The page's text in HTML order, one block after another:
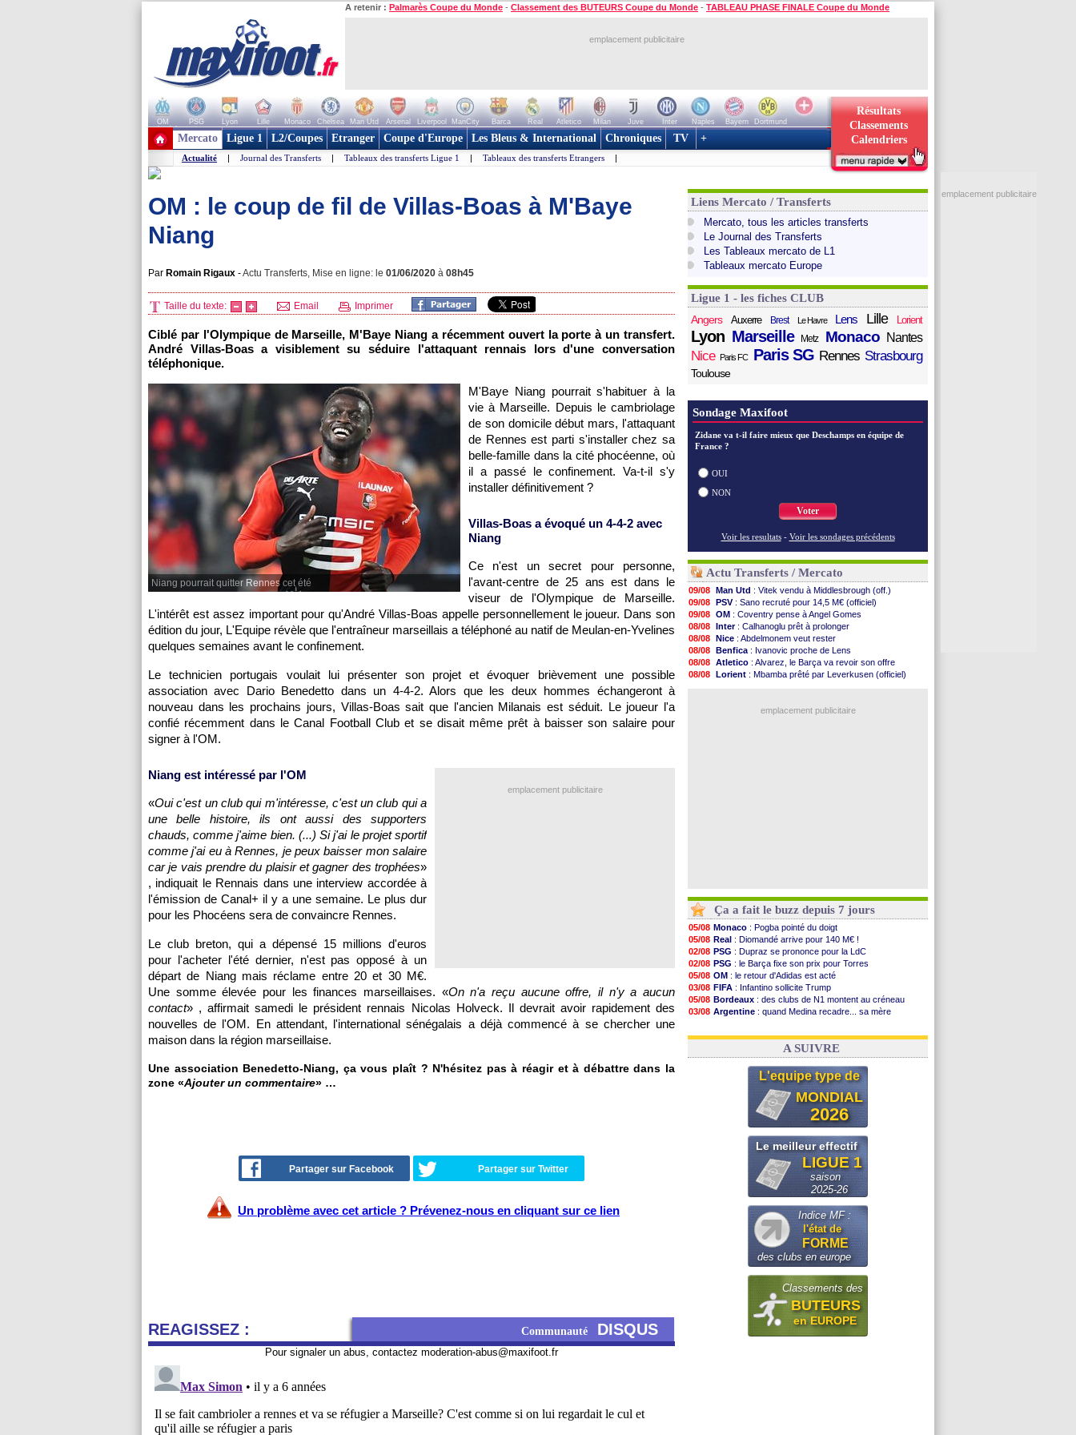
A retenir : Palmarès Coupe du Monde - Classement des BUTEURS Coupe du Monde - TABLEAU PHASE FINALE Coupe du Monde
emplacement publicitaire
OM PSG Lyon Lille Monaco Chelsea Man Utd Arsenal Liverpool ManCity Barca Real Atletico Milan Juve Inter Naples Bayern
Dortmund
+ de clubs
Résultats
Classements
Calendriers
Mercato Ligue 1 L2/Coupes Etranger Coupe d'Europe Les Bleus & International Chroniques TV +
Actualité | Journal des Transferts | Tableaux des transferts Ligue 1 | Tableaux des transferts Etrangers |
OM : le coup de fil de Villas-Boas à M'Baye
Niang
Par Romain Rigaux -Actu Transferts, Mise en ligne: le 01/06/2020 à 08h45
Taille du texte: Email Imprimer
Ciblé par l'Olympique de Marseille, M'Baye Niang a récemment ouvert la porte à un transfert.
André Villas-Boas a visiblement su séduire l'attaquant rennais lors d'une conversation
téléphonique.
Niang pourrait quitter Rennes cet été
M'Baye Niang pourrait s'habituer à la
vie à Marseille. Depuis le cambriolage
de son domicile début mars, l'attaquant
de Rennes est parti s'installer chez sa
belle-famille dans la cité phocéenne, où
il a passé le confinement. Va-t-il s'y
installer définitivement ?
Villas-Boas a évoqué un 4-4-2 avec
Niang
Ce n'est un secret pour personne,
l'avant-centre de 25 ans est dans le
viseur de l'Olympique de Marseille.
L'intérêt est assez important pour qu'André Villas-Boas appelle personnellement le joueur. Dans son
édition du jour, L'Equipe révèle que l'entraîneur marseillais a téléphoné au natif de Meulan-en-Yvelines
quelques semaines avant le confinement.
Le technicien portugais voulait lui présenter son projet et évoquer brièvement une possible
association avec Dario Benedetto dans un 4-4-2. Alors que les deux hommes échangeront à
nouveau dans les prochains jours, Villas-Boas sait que l'ancien Milanais est séduit. Le joueur l'a
confié récemment dans le Canal Football Club et se disait même prêt à baisser son salaire pour
signer à l'OM.
emplacement publicitaire
Niang est intéressé par l'OM
«Oui c'est un club qui m'intéresse, c'est un club qui a
une belle histoire, ils ont aussi des supporters
chauds, comme j'aime bien. (...) Si j'ai le projet sportif
comme j'ai eu à Rennes, je peux baisser mon salaire
car je vais prendre du plaisir et gagner des trophées»
, indiquait le Rennais dans une interview accordée à
l'émission de Canal+ il y a une semaine. Le plus dur
pour les Phocéens sera de convaincre Rennes.
Le club breton, qui a dépensé 15 millions d'euros
pour l'acheter l'été dernier, n'est pas opposé à un
départ de Niang mais réclame entre 20 et 30 M€.
Une somme élevée pour les finances marseillaises. «On n'a reçu aucune offre, il n'y a aucun
contact» , affirmait samedi le président rennais Nicolas Holveck. Il devrait avoir rapidement des
nouvelles de l'OM. En attendant, l'international sénégalais a déjà commencé à se chercher une
maison dans la région marseillaise.
Une association Benedetto-Niang, ça vous plaît ? N'hésitez pas à réagir et à débattre dans la
zone «Ajouter un commentaire» …
Partager sur Facebook Partager sur Twitter
Un problème avec cet article ? Prévenez-nous en cliquant sur ce lien
REAGISSEZ : Communauté DISQUS
Pour signaler un abus, contactez moderation-abus@maxifoot.fr
Liens Mercato / Transferts
Mercato, tous les articles transferts
Le Journal des Transferts
Les Tableaux mercato de L1
Tableaux mercato Europe
Ligue 1 - les fiches CLUB
Angers
Auxerre Brest Le Havre Lens Lille Lorient
Lyon Marseille Metz Monaco Nantes
Nice Paris FC Paris SG Rennes Strasbourg
Toulouse
Sondage Maxifoot
Zidane va t-il faire mieux que Deschamps en équipe de
France ?
OUI
NON
Voter
Voir les resultats - Voir les sondages précédents
Actu Transferts / Mercato
09/08 Man Utd : Vitek vendu à Middlesbrough (off.)
09/08 PSV: Sano recruté pour 14,5 M€ (officiel)
09/08 OM : Coventry pense à Angel Gomes
08/08 Inter: Calhanoglu prêt à prolonger
08/08 Nice : Abdelmonem veut rester
08/08 Benfica : Ivanovic proche de Lens
08/08 Atletico : Alvarez, le Barça va revoir son offre
08/08 Lorient : Mbamba prêté par Leverkusen (officiel)
: De Jong menacé par l’arrivée de Rodri
emplacement publicitaire
Ça a fait le buzz depuis 7 jours
05/08 Monaco : Pogba pointé du doigt
05/08 Real : Diomandé arrive pour 140 M€ !
02/08 PSG : Dupraz se prononce pour la LdC
02/08 PSG : le Barça fixe son prix pour Torres
05/08 OM : le retour d'Adidas est acté
03/08 FIFA : Infantino sollicite Trump
05/08 Bordeaux : des clubs de N1 montent au créneau
03/08 Argentine : quand Medina recadre... sa mère
06/08 OM: le club prêt à libérer Kondogbia ?
A SUIVRE
L'equipe type de
MONDIAL
2026
Le meilleur effectif
LIGUE 1
saison
2025-26
Indice MF :
l'état de
FORME
des clubs en europe
Classements des
BUTEURS
en EUROPE
emplacement publicitaire